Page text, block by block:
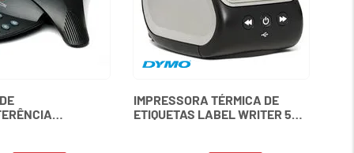
IMPRESSORA TÉRMICA DE
ETIQUETAS LABEL WRITER 550